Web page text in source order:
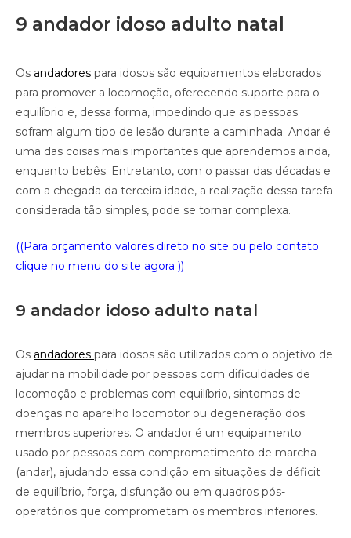
9 andador idoso adulto natal
Os andadores para idosos são equipamentos elaborados
para promover a locomoção, oferecendo suporte para o
equilíbrio e, dessa forma, impedindo que as pessoas
sofram algum tipo de lesão durante a caminhada. Andar é
uma das coisas mais importantes que aprendemos ainda,
enquanto bebês. Entretanto, com o passar das décadas e
com a chegada da terceira idade, a realização dessa tarefa
considerada tão simples, pode se tornar complexa.
((Para orçamento valores direto no site ou pelo contato
clique no menu do site agora ))
9 andador idoso adulto natal
Os andadores para idosos são utilizados com o objetivo de
ajudar na mobilidade por pessoas com dificuldades de
locomoção e problemas com equilíbrio, sintomas de
doenças no aparelho locomotor ou degeneração dos
membros superiores. O andador é um equipamento
usado por pessoas com comprometimento de marcha
(andar), ajudando essa condição em situações de déficit
de equilíbrio, força, disfunção ou em quadros pós-
operatórios que comprometam os membros inferiores.